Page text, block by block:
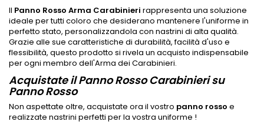
Il Panno Rosso Arma Carabinieri rappresenta una soluzione
ideale per tutti coloro che desiderano mantenere l'uniforme in
perfetto stato, personalizzandola con nastrini di alta qualità.
Grazie alle sue caratteristiche di durabilità, facilità d'uso e
flessibilità, questo prodotto si rivela un acquisto indispensabile
per ogni membro dell'Arma dei Carabinieri.
Acquistate il Panno Rosso Carabinieri su
Panno Rosso
Non aspettate oltre, acquistate ora il vostro panno rosso e
realizzate nastrini perfetti per la vostra uniforme !